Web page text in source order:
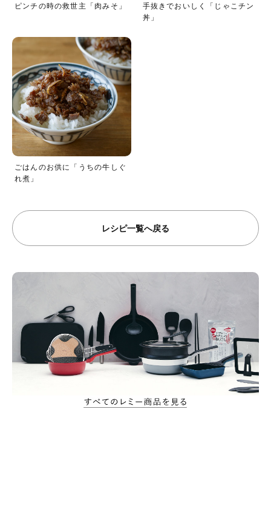
ピンチの時の救世主「肉みそ」
手抜きでおいしく「じゃこチン
丼」
ごはんのお供に「うちの牛しぐ
れ煮」
レシピ一覧へ戻る